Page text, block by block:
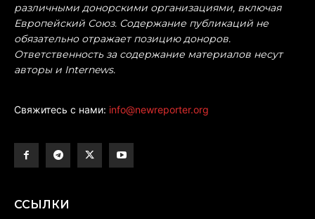
различными донорскими организациями, включая
Европейский Союз. Содержание публикаций не
обязательно отражает позицию доноров.
Ответственность за содержание материалов несут
авторы и Internews.
Свяжитесь с нами: info@newreporter.org
ССЫЛКИ